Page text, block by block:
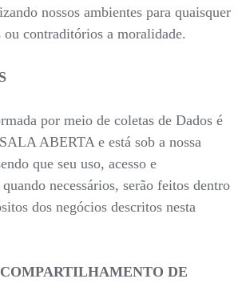
nossos ambientes para quaisquer
contraditórios a moralidade.
por meio de coletas de Dados é
ABERTA e está sob a nossa
que seu uso, acesso e
necessários, serão feitos dentro
dos negócios descritos nesta
DE